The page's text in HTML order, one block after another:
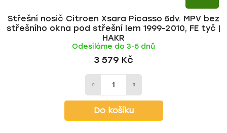
Střešní nosič Citroen Xsara Picasso 5dv. MPV bez
střešního okna pod střešní lem 1999-2010, FE tyč |
HAKR
Odesíláme do 3-5 dnů
3 579 Kč
Do košíku